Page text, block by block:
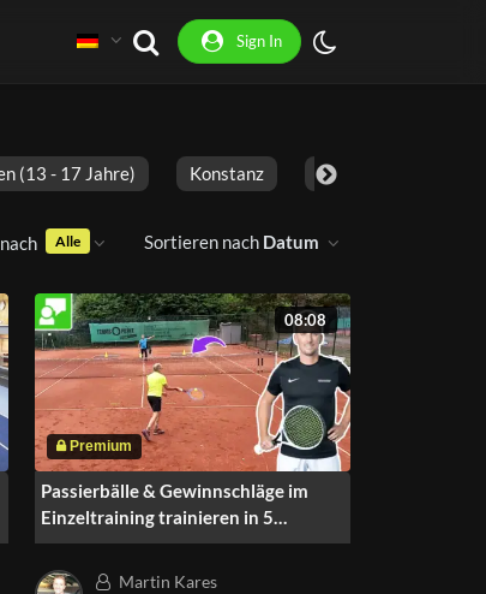
Sign In
(13 - 17 Jahre) Konstanz 2 Spieler
Alle Sortieren nach Datum
08:08
Passierbälle & Gewinnschläge im
Einzeltraining trainieren in 5
Variationen #169
Martin Kares